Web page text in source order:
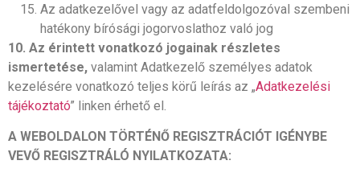
Az adatkezelővel vagy az adatfeldolgozóval szembeni
hatékony bírósági jogorvoslathoz való jog
10. Az érintett vonatkozó jogainak részletes
ismertetése, valamint Adatkezelő személyes adatok
kezelésére vonatkozó teljes körű leírás az „Adatkezelési
tájékoztató” linken érhető el.
A WEBOLDALON TÖRTÉNŐ REGISZTRÁCIÓT IGÉNYBE
VEVŐ REGISZTRÁLÓ NYILATKOZATA: